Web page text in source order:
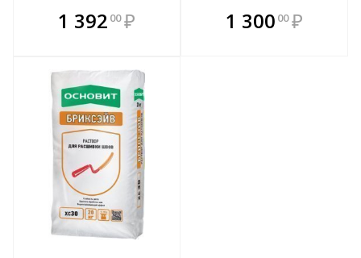
1 392 00 ₽
В комплекте
всегда выгоднее!
В комплекте
всегда выгоднее!
1 300 00 ₽